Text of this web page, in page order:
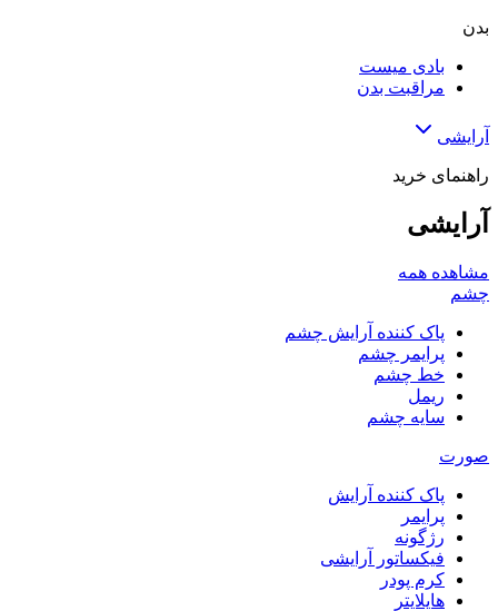
بدن
بادی میست
مراقبت بدن
آرایشی
راهنمای خرید
آرایشی
مشاهده همه
چشم
پاک کننده آرایش چشم
پرایمر چشم
خط چشم
ریمل
سایه چشم
صورت
پاک کننده آرایش
پرایمر
رژگونه
فیکساتور آرایشی
کرم پودر
هایلایتر